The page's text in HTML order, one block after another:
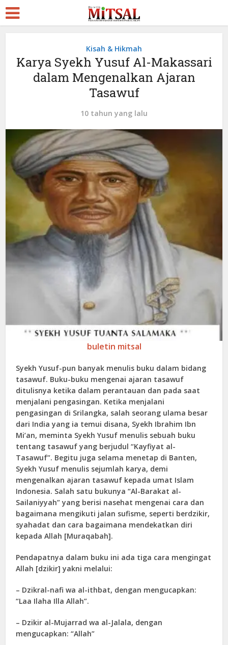
Kisah & Hikmah
Karya Syekh Yusuf Al-Makassari
dalam Mengenalkan Ajaran
Tasawuf
10 tahun yang lalu
buletin mitsal
Syekh Yusuf-pun banyak menulis buku dalam bidang
tasawuf. Buku-buku mengenai ajaran tasawuf
ditulisnya ketika dalam perantauan dan pada saat
menjalani pengasingan. Ketika menjalani
pengasingan di Srilangka, salah seorang ulama besar
dari India yang ia temui disana, Syekh Ibrahim Ibn
Mi’an, meminta Syekh Yusuf menulis sebuah buku
tentang tasawuf yang berjudul “Kayfiyat al-
Tasawuf”. Begitu juga selama menetap di Banten,
Syekh Yusuf menulis sejumlah karya, demi
mengenalkan ajaran tasawuf kepada umat Islam
Indonesia. Salah satu bukunya “Al-Barakat al-
Sailaniyyah” yang berisi nasehat mengenai cara dan
bagaimana mengikuti jalan sufisme, seperti berdzikir,
syahadat dan cara bagaimana mendekatkan diri
kepada Allah [Muraqabah].
Pendapatnya dalam buku ini ada tiga cara mengingat
Allah [dzikir] yakni melalui:
– Dzikral-nafi wa al-ithbat, dengan mengucapkan:
“Laa Ilaha Illa Allah”.
– Dzikir al-Mujarrad wa al-Jalala, dengan
mengucapkan: “Allah”